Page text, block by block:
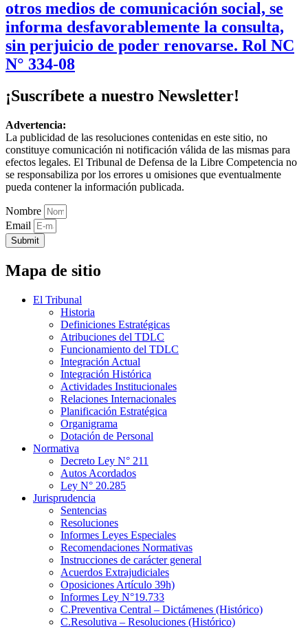
otros medios de comunicación social, se
informa desfavorablemente la consulta,
sin perjuicio de poder renovarse. Rol NC
N° 334-08
¡Suscríbete a nuestro Newsletter!
Advertencia:
La publicidad de las resoluciones contenidas en este sitio, no
constituye comunicación ni notificación válida de las mismas para
efectos legales. El Tribunal de Defensa de la Libre Competencia no
se responsabiliza por los errores u omisiones que eventualmente
pueda contener la información publicada.
Nombre
Email
Submit
Mapa de sitio
El Tribunal
Historia
Definiciones Estratégicas
Atribuciones del TDLC
Funcionamiento del TDLC
Integración Actual
Integración Histórica
Actividades Institucionales
Relaciones Internacionales
Planificación Estratégica
Organigrama
Dotación de Personal
Normativa
Decreto Ley N° 211
Autos Acordados
Ley N° 20.285
Jurisprudencia
Sentencias
Resoluciones
Informes Leyes Especiales
Recomendaciones Normativas
Instrucciones de carácter general
Acuerdos Extrajudiciales
Oposiciones Artículo 39h)
Informes Ley N°19.733
C.Preventiva Central – Dictámenes (Histórico)
C.Resolutiva – Resoluciones (Histórico)